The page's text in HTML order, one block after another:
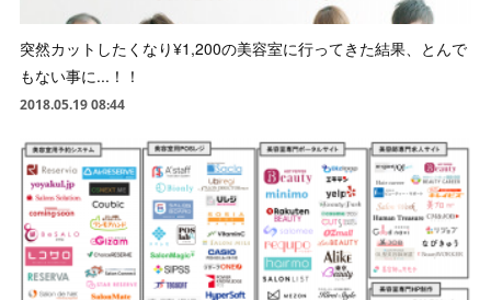
突然カットしたくなり¥1,200の美容室に行ってきた結果、とんで
もない事に...！！
2018.05.19 08:44